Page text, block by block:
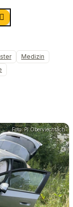
Medizin
Foto: PI Oberviechtach